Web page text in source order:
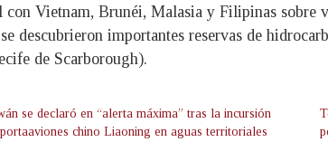
Vietnam, Brunéi, Malasia y Filipinas sobre
descubrieron importantes reservas de
de Scarborough).
se declaró en “alerta máxima” tras la incursión
chino Liaoning en aguas territoriales